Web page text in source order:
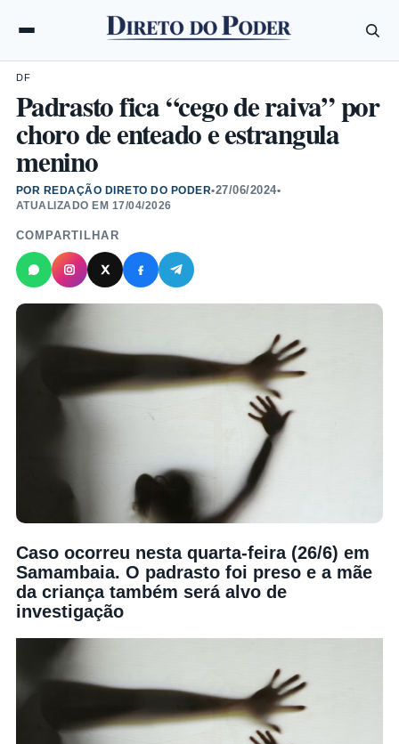
DF
Padrasto fica “cego de raiva” por
choro de enteado e estrangula
menino
POR REDAÇÃO DIRETO DO PODER•27/06/2024•
ATUALIZADO EM 17/04/2026
COMPARTILHAR
Caso ocorreu nesta quarta-feira (26/6) em
Samambaia. O padrasto foi preso e a mãe
da criança também será alvo de
investigação